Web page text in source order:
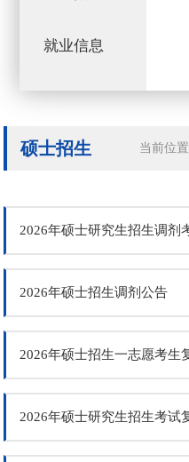
就业信息
硕士招生 当前位
2026年硕士研究生招生调剂
2026年硕士招生调剂公告
2026年硕士招生一志愿考生
2026年硕士研究生招生考试